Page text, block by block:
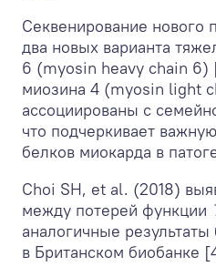
Секвенирование нового
два новых варианта
6 (myosin heavy chain 6)
миозина 4 (myosin light
ассоциированы с
что подчеркивает
белков миокарда в
Choi SH, et al. (2018)
между потерей функции
аналогичные
в Британском биобанке